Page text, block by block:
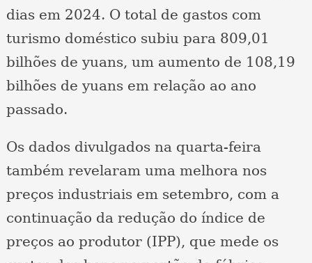
dias em 2024. O total de gastos com
turismo doméstico subiu para 809,01
bilhões de yuans, um aumento de 108,19
bilhões de yuans em relação ao ano
passado.
Os dados divulgados na quarta-feira
também revelaram uma melhora nos
preços industriais em setembro, com a
continuação da redução do índice de
preços ao produtor (IPP), que mede os